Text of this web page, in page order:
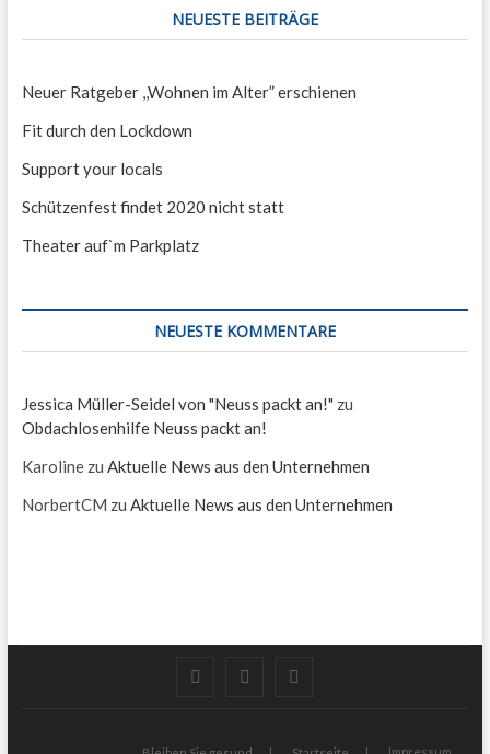
…
NEUESTE BEITRÄGE
Neuer Ratgeber ,,Wohnen im Alter” erschienen
Fit durch den Lockdown
Support your locals
Schützenfest findet 2020 nicht statt
Theater auf`m Parkplatz
NEUESTE KOMMENTARE
Jessica Müller-Seidel von "Neuss packt an!" zu
Obdachlosenhilfe Neuss packt an!
Karolinezu Aktuelle News aus den Unternehmen
NorbertCM zu Aktuelle News aus den Unternehmen
twitter facebook